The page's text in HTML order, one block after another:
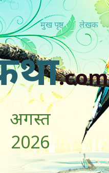
मुख पृष्ठ लेखक
.com
अगस्त
2026